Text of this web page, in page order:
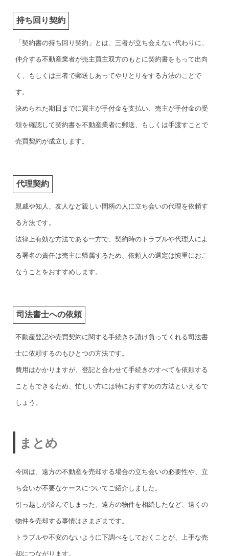
持ち回り契約
「契約書の持ち回り契約」とは、三者が立ち会えない代わりに、
仲介する不動産業者が売主買主双方のもとに契約書をもって出向
く、もしくは三者で郵送しあってやりとりをする方法のことで
す。
決められた期日までに買主が手付金を支払い、売主が手付金の受
領を確認して契約書を不動産業者に郵送、もしくは手渡すことで
売買契約が成立します。
代理契約
親戚や知人、友人など親しい間柄の人に立ち会いの代理を依頼す
る方法です。
法律上有効な方法である一方で、契約時のトラブルや代理人によ
る署名の責任は売主に帰属するため、依頼人の選定は慎重におこ
なうことをおすすめします。
司法書士への依頼
不動産登記や売買契約に関する手続きを請け負ってくれる司法書
士に依頼するのもひとつの方法です。
費用はかかりますが、登記と合わせて手続きのすべてを依頼する
こともできるため、忙しい方には特におすすめの方法といえるで
しょう。
まとめ
今回は、遠方の不動産を売却する場合の立ち会いの必要性や、立
ち会いが不要なケースについてご紹介しました。
引っ越しが済んでしまった、遠方の物件を相続したなど、遠くの
物件を売却する事情はさまざまです。
トラブルや不安のないように下調べをしておくことが、上手な売
却につながります。